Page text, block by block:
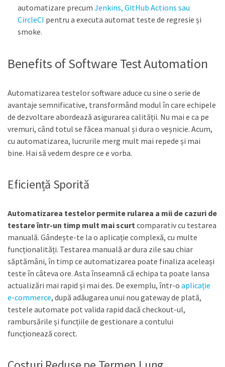
automatizare precum Jenkins, GitHub Actions sau
CircleCI pentru a executa automat teste de regresie și
smoke.
Benefits of Software Test Automation
Automatizarea testelor software aduce cu sine o serie de
avantaje semnificative, transformând modul în care echipele
de dezvoltare abordează asigurarea calității. Nu mai e ca pe
vremuri, când totul se făcea manual și dura o veșnicie. Acum,
cu automatizarea, lucrurile merg mult mai repede și mai
bine. Hai să vedem despre ce e vorba.
Eficiență Sporită
Automatizarea testelor permite rularea a mii de cazuri de
testare într-un timp mult mai scurtcomparativ cu testarea
manuală. Gândește-te la o aplicație complexă, cu multe
funcționalități. Testarea manuală ar dura zile sau chiar
săptămâni, în timp ce automatizarea poate finaliza aceleași
teste în câteva ore. Asta înseamnă că echipa ta poate lansa
actualizări mai rapid și mai des. De exemplu, într-o aplicație
e-commerce, după adăugarea unui nou gateway de plată,
testele automate pot valida rapid dacă checkout-ul,
rambursările și funcțiile de gestionare a contului
funcționează corect.